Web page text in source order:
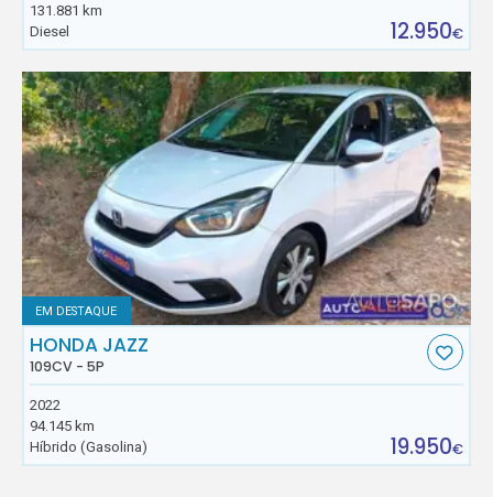
131.881 km
Diesel
12.950€
EM DESTAQUE
HONDA JAZZ
109CV - 5P
2022
94.145 km
Híbrido (Gasolina)
19.950€